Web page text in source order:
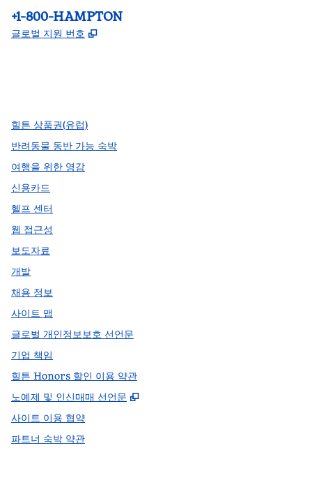
전화:
+1-800-HAMPTON
글로벌 지원 번호 ,
힐튼 상품권(유럽)
반려동물 동반 가능 숙박
여행을 위한 영감
신용카드
헬프 센터
웹 접근성
보도자료
개발
채용 정보
사이트 맵
글로벌 개인정보보호 선언문
기업 책임
힐튼 Honors 할인 이용 약관
노예제 및 인신매매 선언문
,
사이트 이용 협약
파트너 숙박 약관